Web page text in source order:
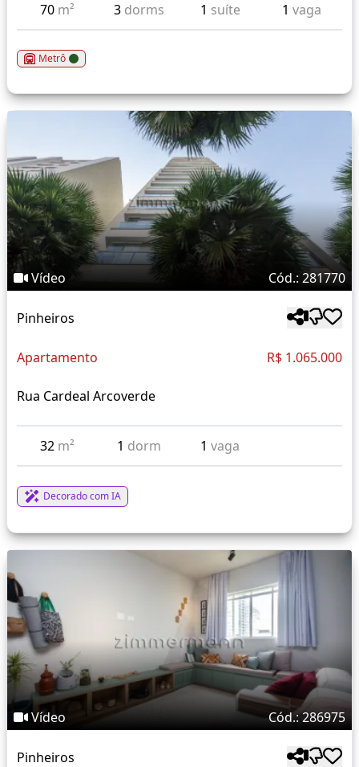
70 m² 3 dorms 1 suíte 1 vaga
Metrô
Vídeo Cód.: 281770
Pinheiros
Apartamento R$ 1.065.000
Rua Cardeal Arcoverde
32 m² 1 dorm 1vaga
Decorado com IA
Vídeo Cód.: 286975
Pinheiros